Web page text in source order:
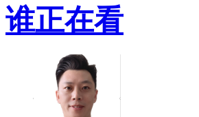
谁正在看